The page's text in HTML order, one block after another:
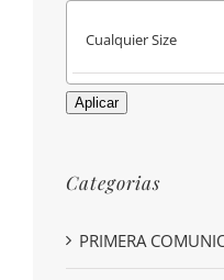
Aplicar
Categorias
PRIMERA